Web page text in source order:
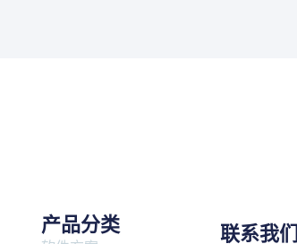
产品分类 联系我们